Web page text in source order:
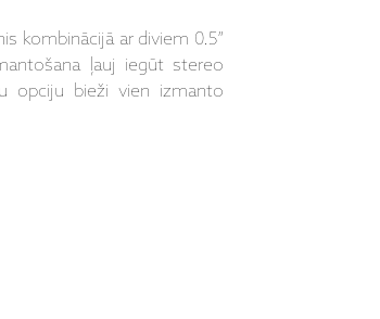
kombinācijā ar diviem 0.5”
ļauj iegūt stereo
opciju bieži vien izmanto